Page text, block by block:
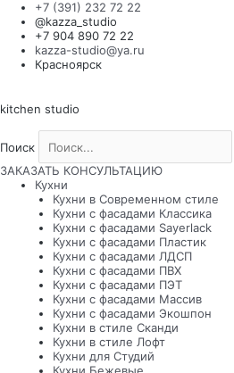
Перейти
содержимому
+7 (391) 232 72 22
@kazza_studio
+7 904 890 72 22
kazza-studio@ya.ru
Красноярск
kitchen studio
Поиск
ЗАКАЗАТЬ КОНСУЛЬТАЦИЮ
Кухни
Кухни в Современном стиле
Кухни с фасадами Классика
Кухни с фасадами Sayerlack
Кухни с фасадами Пластик
Кухни с фасадами ЛДСП
Кухни с фасадами ПВХ
Кухни с фасадами ПЭТ
Кухни с фасадами Массив
Кухни с фасадами Экошпон
Кухни в стиле Сканди
Кухни в стиле Лофт
Кухни для Студий